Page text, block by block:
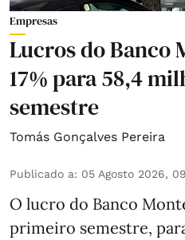
Empresas
Lucros do Banco
17% para 58,4
semestre
Tomás Gonçalves Pereira
Publicado a: 05 Agosto 2026,
O lucro do Banco
primeiro semestre,